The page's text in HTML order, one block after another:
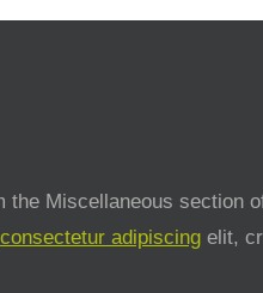
the Miscellaneous section
consectetur adipiscing elit,